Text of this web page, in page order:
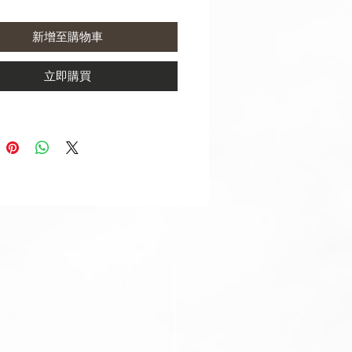
any questions about which
fit your strap, please contact
新增至購物車
立即購買